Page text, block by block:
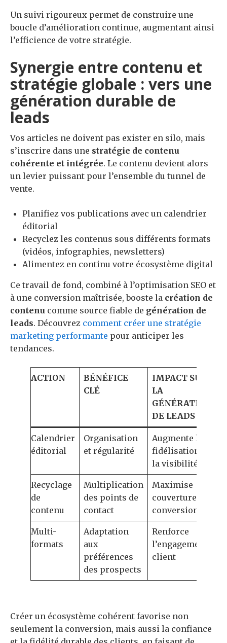
Un suivi rigoureux permet de construire une
boucle d’amélioration continue, augmentant ainsi
l’efficience de votre stratégie.
Synergie entre contenu et
stratégie globale : vers une
génération durable de
leads
Vos articles ne doivent pas exister en silo, mais
s’inscrire dans une stratégie de contenu
cohérente et intégrée. Le contenu devient alors
un levier puissant pour l’ensemble du tunnel de
vente.
Planifiez vos publications avec un calendrier
éditorial
Recyclez les contenus sous différents formats
(vidéos, infographies, newsletters)
Alimentez en continu votre écosystème digital
Ce travail de fond, combiné à l’optimisation SEO et
à une conversion maîtrisée, booste la création de
contenu comme source fiable de génération de
leads. Découvrez comment créer une stratégie
marketing performante pour anticiper les
tendances.
ACTION
BÉNÉFICE
CLÉ
IMPACT SUR
LA
GÉNÉRATION
DE LEADS
Calendrier
éditorial
Organisation
et régularité
Augmente la
fidélisation et
la visibilité
Recyclage
de
contenu
Multiplication
des points de
contact
Maximise
couverture et
conversion
Multi-
formats
Adaptation
aux
préférences
des prospects
Renforce
l’engagement
client
Créer un écosystème cohérent favorise non
seulement la conversion, mais aussi la confiance